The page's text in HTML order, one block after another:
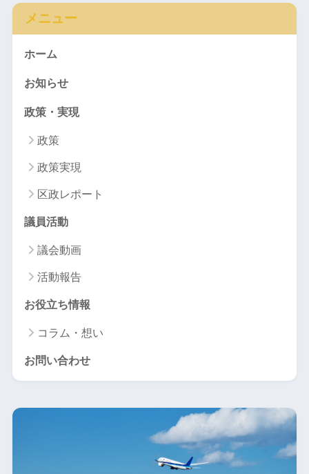
メニュー
ホーム
お知らせ
政策・実現
政策
政策実現
区政レポート
議員活動
議会動画
活動報告
お役立ち情報
コラム・想い
お問い合わせ